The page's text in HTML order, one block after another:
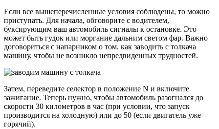
Если все вышеперечисленные условия соблюдены, то можно
приступать. Для начала, обговорите с водителем,
буксирующим ваш автомобиль сигналы к остановке. Это
может быть гудок или моргание дальним светом фар. Важно
договориться с напарником о том, как заводить с толкача
машину, чтобы не возникло непредвиденных трудностей.
Затем, переведите селектор в положение N и включите
зажигание. Теперь нужно, чтобы автомобиль разогнался до
скорости 30 километров в час (при условии, что запуск
производится на холодную) или до 50 (если двигатель уже
горячий).